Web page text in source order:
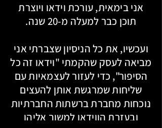
אני בימאית, עורכת וידאו ויוצרת
תוכן כבר למעלה מ-20 שנה.
ועכשיו, את כל הניסיון שצברתי אני
מביאה לעסק שהקמתי "וידאו זה כל
הסיפור", כדי לעזור לעצמאיות עם
שליחות שמרגשת אותן להעצים
נוכחות מחברת ברשתות החברתיות
ובעזרת הווידאו למשוך אליהן